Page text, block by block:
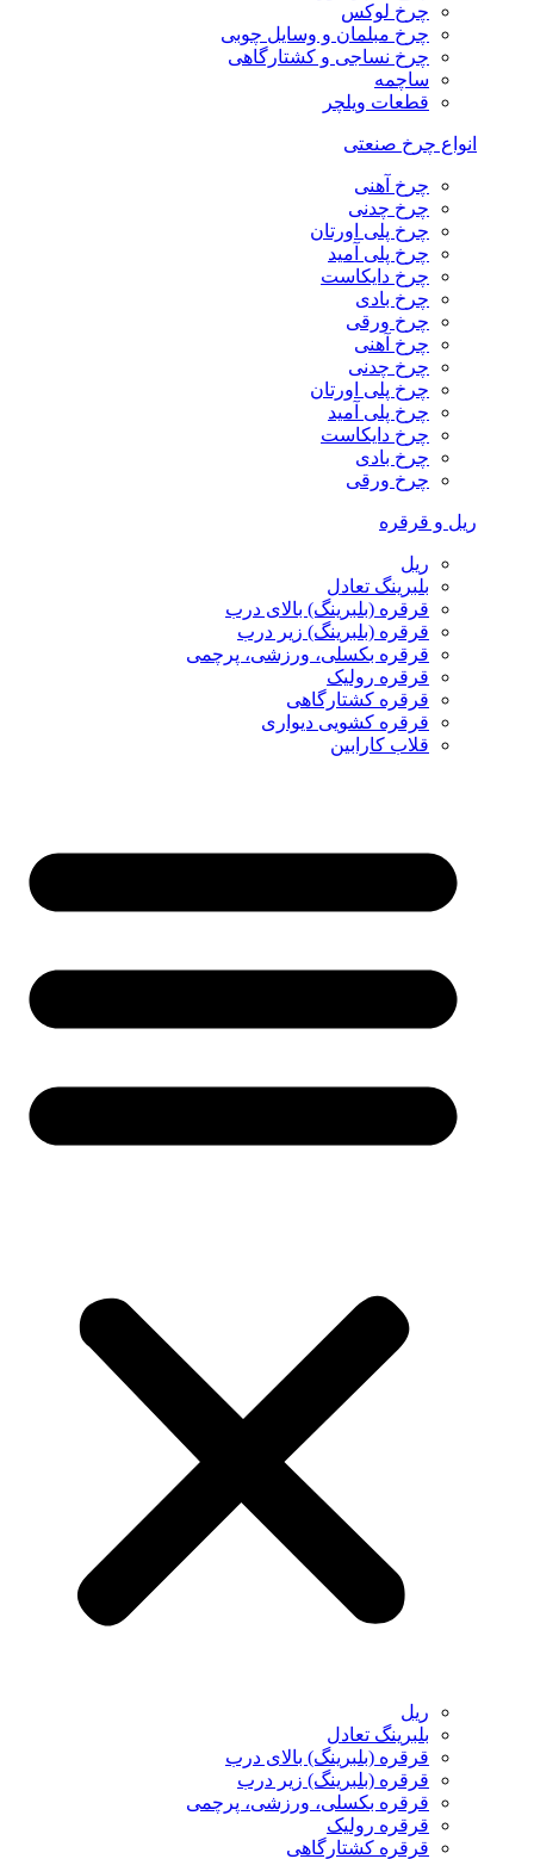
چرخ لوکس
چرخ مبلمان و وسایل چوبی
چرخ نساجی و کشتارگاهی
ساچمه
قطعات ویلچر
انواع چرخ صنعتی
چرخ آهنی
چرخ چدنی
چرخ پلی اورتان
چرخ پلی آمید
چرخ دایکاست
چرخ بادی
چرخ ورقی
چرخ آهنی
چرخ چدنی
چرخ پلی اورتان
چرخ پلی آمید
چرخ دایکاست
چرخ بادی
چرخ ورقی
ریل و قرقره
ریل
بلبرینگ تعادل
قرقره (بلبرینگ) بالای درب
قرقره (بلبرینگ) زیر درب
قرقره بکسلی، ورزشی، پرچمی
قرقره رولیک
قرقره کشتارگاهی
قرقره کشویی دیواری
قلاب کارابین
ریل
بلبرینگ تعادل
قرقره (بلبرینگ) بالای درب
قرقره (بلبرینگ) زیر درب
قرقره بکسلی، ورزشی، پرچمی
قرقره رولیک
قرقره کشتارگاهی